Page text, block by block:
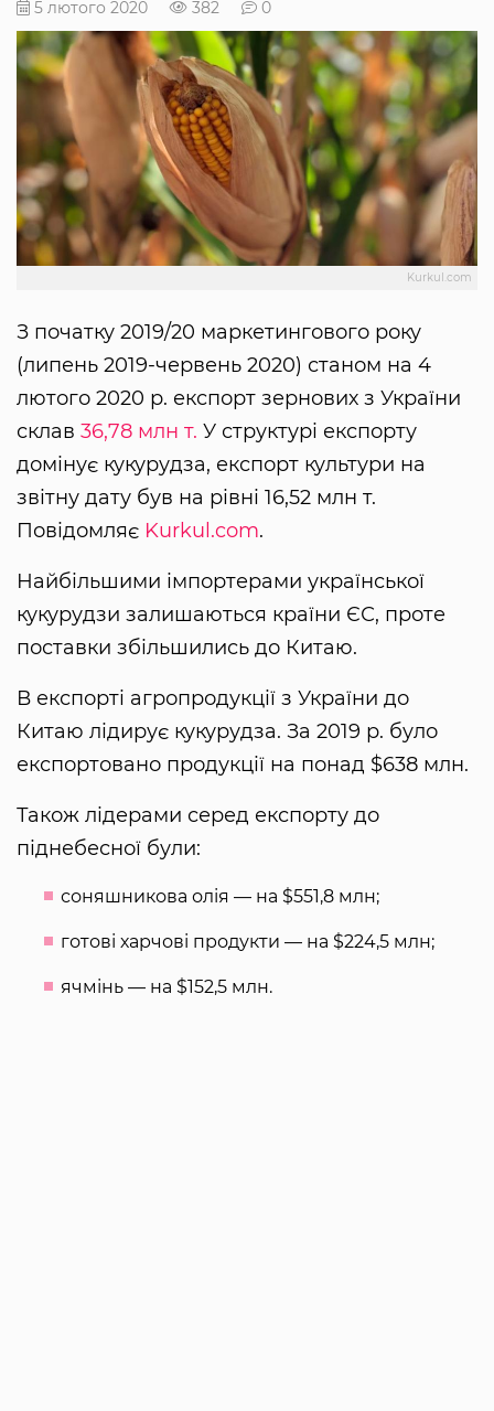
5 лютого 2020 382 0
Kurkul.com
З початку 2019/20 маркетингового року
(липень 2019-червень 2020) станом на 4
лютого 2020 р. експорт зернових з України
склав 36,78 млн т. У структурі експорту
домінує кукурудза, експорт культури на
звітну дату був на рівні 16,52 млн т.
Повідомляє Kurkul.com.
Найбільшими імпортерами української
кукурудзи залишаються країни ЄС, проте
поставки збільшились до Китаю.
В експорті агропродукції з України до
Китаю лідирує кукурудза. За 2019 р. було
експортовано продукції на понад $638 млн.
Також лідерами серед експорту до
піднебесної були:
соняшникова олія — на $551,8 млн;
готові харчові продукти — на $224,5 млн;
ячмінь — на $152,5 млн.